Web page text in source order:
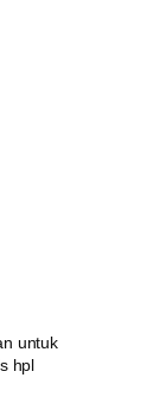
untuk
hpl